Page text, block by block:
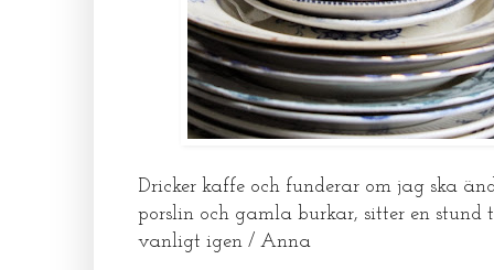
Dricker kaffe och funderar om jag ska
porslin och gamla burkar, sitter en stund
vanligt igen / Anna